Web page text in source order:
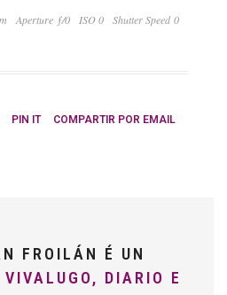
Aperture ƒ/0 ISO 0 Shutter Speed 0
PIN IT COMPARTIR POR EMAIL
FROILÁN É UN
VIVALUGO, DIARIO E